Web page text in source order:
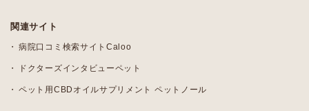
関連サイト
病院口コミ検索サイトCaloo
ドクターズインタビューペット
ペット用CBDオイルサプリメント ペットノール